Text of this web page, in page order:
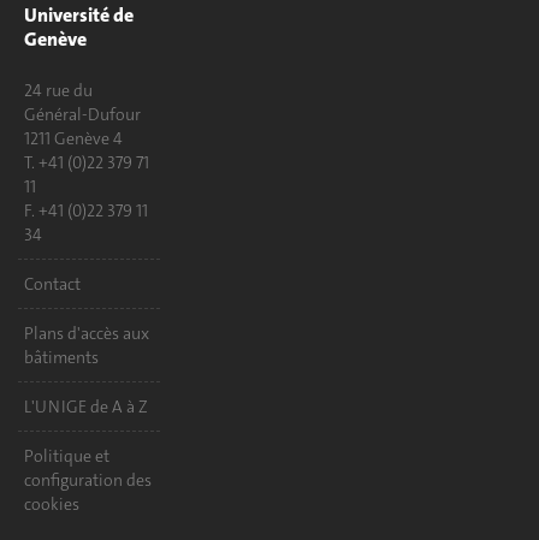
Université de
Genève
24 rue du
Général-Dufour
1211 Genève 4
T. +41 (0)22 379 71
11
F. +41 (0)22 379 11
34
Contact
Plans d'accès aux
bâtiments
L'UNIGE de A à Z
Politique et
configuration des
cookies